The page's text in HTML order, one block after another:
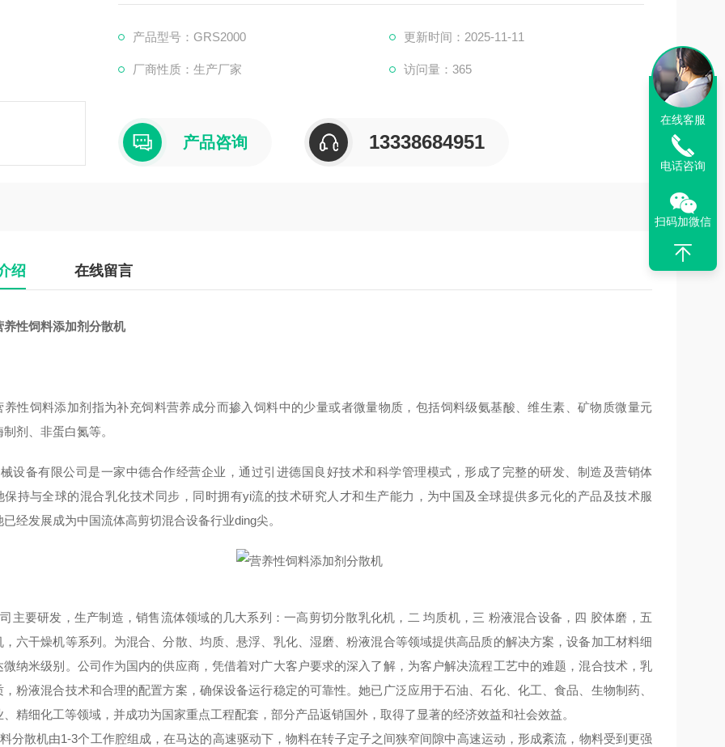
产品型号：GRS2000
更新时间：2025-11-11
厂商性质：生产厂家 访问量：365
产品咨询 13338684951
绍 在线留言
养性饲料添加剂分散机
养性饲料添加剂 指为补充饲料营养成分而掺入饲料中的少量或者微量物质，包括饲料级氨基酸、维生素、矿物质微量元
剂、非蛋白氮等。
设备有限公司是一家中德合作经营企业，通过引进德国良好技术和科学管理模式，形成了完整的研发、制造及营销体
保持与全球的混合乳化技术同步，同时拥有yi流的技术研究人才和生产能力，为中国及全球提供多元化的产品及技术服
已经发展成为中国流体高剪切混合设备行业ding尖。
要研发，生产制造，销售流体领域的几大系列：一高剪切分散乳化机，二 均质机，三 粉液混合设备，四 胶体磨，五
，六干燥机等系列。为混合、分散、均质、悬浮、乳化、湿磨、粉液混合等领域提供高品质的解决方案，设备加工材料细
微纳米级别。公司作为国内的供应商，凭借着对广大客户要求的深入了解，为客户解决流程工艺中的难题，混合技术，乳
，粉液混合技术和合理的配置方案，确保设备运行稳定的可靠性。她已广泛应用于石油、石化、化工、食品、生物制药、
、精细化工等领域，并成功为国家重点工程配套，部分产品返销国外，取得了显著的经济效益和社会效益。
分散机由1-3个工作腔组成，在马达的高速驱动下，物料在转子定子之间狭窄间隙中高速运动，形成紊流，物料受到更强
在线客服
电话咨询
扫码加微信